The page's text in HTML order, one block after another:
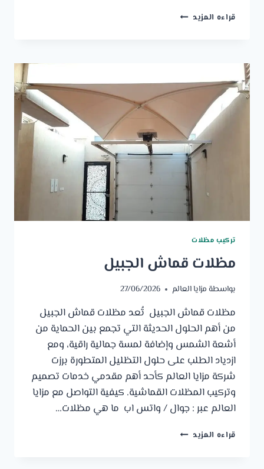
قراءه المزيد مظلات
تركيب مظلات
مظلات قماش الجبيل
بواسطة مزايا العالم 27/06/2026
مظلات قماش الجبيل تُعد مظلات قماش الجبيل
من أهم الحلول الحديثة التي تجمع بين الحماية من
أشعة الشمس وإضافة لمسة جمالية راقية، ومع
ازدياد الطلب على حلول التظليل المتطورة برزت
شركة مزايا العالم كأحد أهم مقدمي خدمات تصميم
وتركيب المظلات القماشية. كيفية التواصل مع مزايا
العالم عبر : جوال / واتس اب ما هي مظلات…
قراءه المزيد مظلات